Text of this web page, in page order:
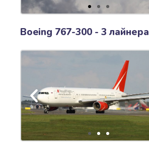
Boeing 767-300 - 3 лайнера